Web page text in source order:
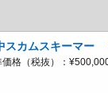
スカムスキーマー
格（税抜）：